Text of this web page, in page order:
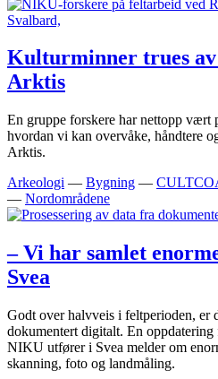
Kulturminner trues
Arktis
En gruppe forskere har nettopp vært
hvordan vi kan overvåke, håndtere
Arktis.
Arkeologi — Bygning —
— Nordområdene
– Vi har samlet
Svea
Godt over halvveis i feltperioden, er
dokumentert digitalt. En
NIKU utfører i Svea melder om
skanning, foto og landmåling.